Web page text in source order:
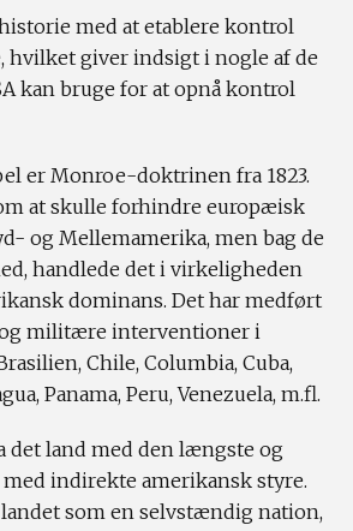
med at etablere kontrol
hvilket giver indsigt i nogle af de
kan bruge for at opnå kontrol
er Monroe-doktrinen fra 1823.
at skulle forhindre europæisk
og Mellemamerika, men bag de
handlede det i virkeligheden
dominans. Det har medført
militære interventioner i
Chile, Columbia, Cuba,
Panama, Peru, Venezuela, m.fl.
det land med den længste og
indirekte amerikansk styre.
som en selvstændig nation,